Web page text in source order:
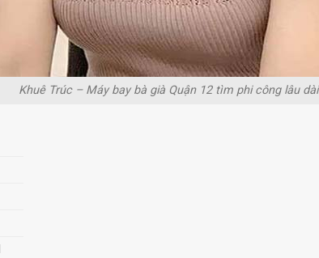
Khuê Trúc – Máy bay bà già Quận 12 tìm phi công lâu dài